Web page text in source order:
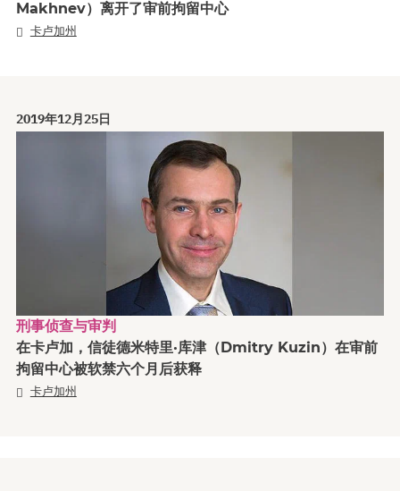
Makhnev）离开了审前拘留中心
卡卢加州
2019年12月25日
刑事侦查与审判
在卡卢加，信徒德米特里·库津（Dmitry Kuzin）在审前
拘留中心被软禁六个月后获释
卡卢加州